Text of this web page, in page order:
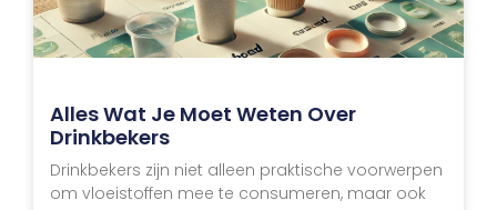
Alles Wat Je Moet Weten Over
Drinkbekers
Drinkbekers zijn niet alleen praktische voorwerpen
om vloeistoffen mee te consumeren, maar ook